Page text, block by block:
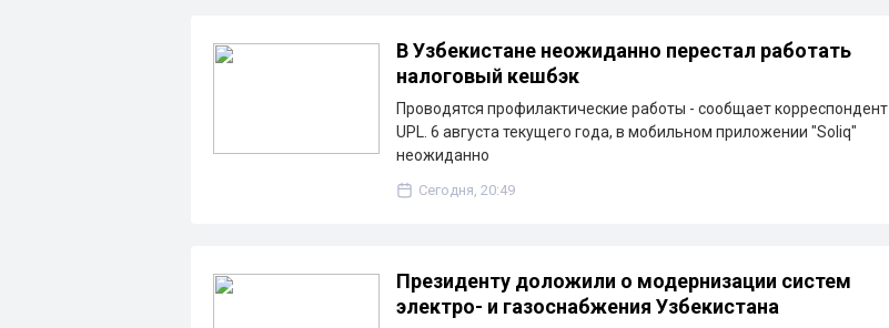
В Узбекистане неожиданно перестал работать
налоговый кешбэк
Проводятся профилактические работы - сообщает корреспондент
UPL. 6 августа текущего года, в мобильном приложении "Soliq"
неожиданно
Сегодня, 20:49
Президенту доложили о модернизации систем
электро- и газоснабжения Узбекистана